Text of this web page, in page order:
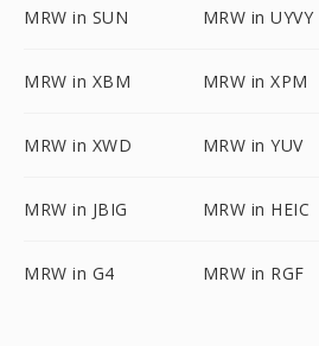
MRW in SUN MRW in UYVY
MRW in XBM MRW in XPM
MRW in XWD MRW in YUV
MRW in JBIG MRW in HEIC
MRW in G4 MRW in RGF